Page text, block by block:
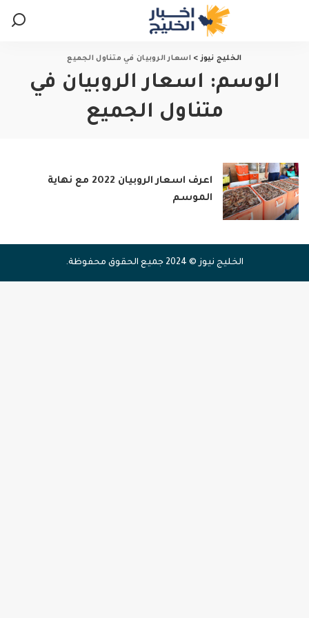
الخليج نيوز> اسعار الروبيان في متناول الجميع
الوسم: اسعار الروبيان في
متناول الجميع
اعرف اسعار الروبيان 2022 مع نهاية
الموسم
الخليج نيوز © 2024 جميع الحقوق محفوظة.